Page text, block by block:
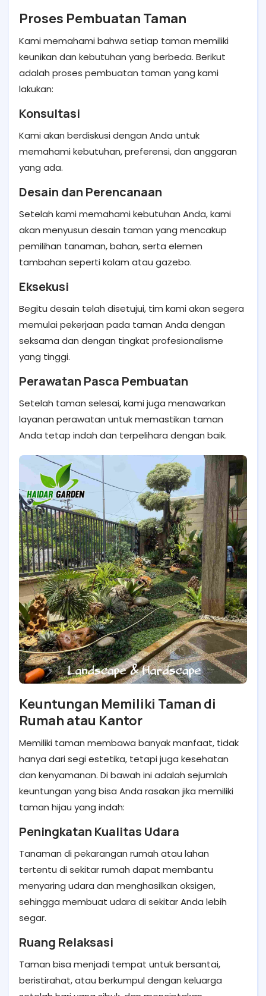
Proses Pembuatan Taman
Kami memahami bahwa setiap taman memiliki
keunikan dan kebutuhan yang berbeda. Berikut
adalah proses pembuatan taman yang kami
lakukan:
Konsultasi
Kami akan berdiskusi dengan Anda untuk
memahami kebutuhan, preferensi, dan anggaran
yang ada.
Desain dan Perencanaan
Setelah kami memahami kebutuhan Anda, kami
akan menyusun desain taman yang mencakup
pemilihan tanaman, bahan, serta elemen
tambahan seperti kolam atau gazebo.
Eksekusi
Begitu desain telah disetujui, tim kami akan segera
memulai pekerjaan pada taman Anda dengan
seksama dan dengan tingkat profesionalisme
yang tinggi.
Perawatan Pasca Pembuatan
Setelah taman selesai, kami juga menawarkan
layanan perawatan untuk memastikan taman
Anda tetap indah dan terpelihara dengan baik.
Keuntungan Memiliki Taman di
Rumah atau Kantor
Memiliki taman membawa banyak manfaat, tidak
hanya dari segi estetika, tetapi juga kesehatan
dan kenyamanan. Di bawah ini adalah sejumlah
keuntungan yang bisa Anda rasakan jika memiliki
taman hijau yang indah:
Peningkatan Kualitas Udara
Tanaman di pekarangan rumah atau lahan
tertentu di sekitar rumah dapat membantu
menyaring udara dan menghasilkan oksigen,
sehingga membuat udara di sekitar Anda lebih
segar.
Ruang Relaksasi
Taman bisa menjadi tempat untuk bersantai,
beristirahat, atau berkumpul dengan keluarga